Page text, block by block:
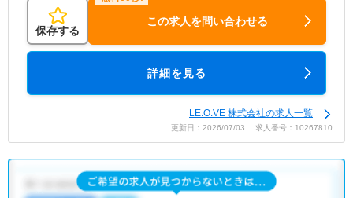
保存する
この求人を問い合わせる
詳細を見る
LE.O.VE 株式会社の求人一覧
更新日：2026/07/03 求人番号：10267810